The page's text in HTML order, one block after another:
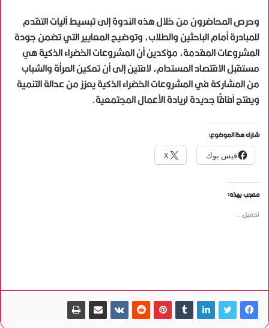
وحرص المحاضرون من خلال هذه الندوة إلى تبسيط آليات التقدم
للمبادرة أمام الباحثين والطلاب، وتوضيح المعايير التي تضمن جودة
المشروعات المقدمة، مؤكدين أن المشروعات الخضراء الذكية هي
مستقبل الاقتصاد المستدام، لافتين إلى أن تمكين المرأة والشباب
من المشاركة في المشروعات الخضراء الذكية يعزز من عدالة التنمية
ويفتح آفاقًا جديدة لريادة الأعمال المجتمعية.
شارك هذا الموضوع:
فيس بوك X
معجب بهذه:
تحميل...